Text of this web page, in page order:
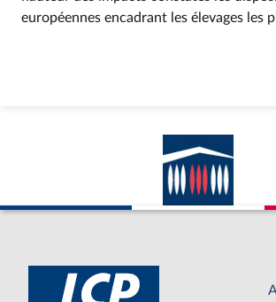
européennes encadrant les élevages les